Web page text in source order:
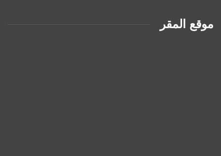
موقع المقر